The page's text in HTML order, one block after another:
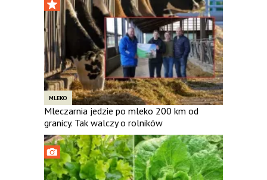
MLEKO
Mleczarnia jedzie po mleko 200 km od
granicy. Tak walczy o rolników